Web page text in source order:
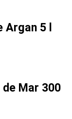
5 l
Mar 300